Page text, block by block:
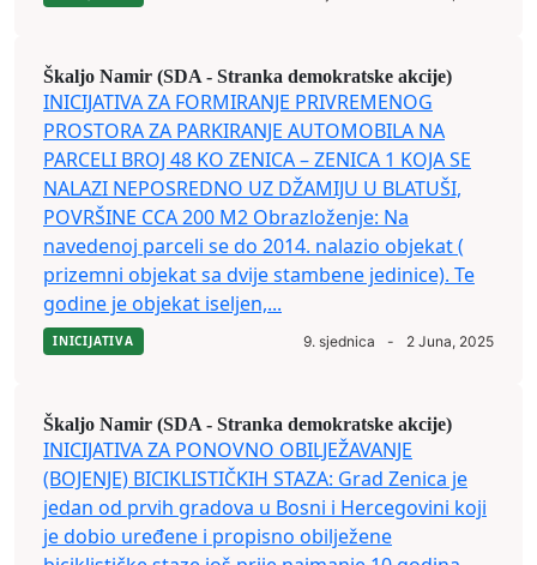
Škaljo Namir (SDA - Stranka demokratske akcije)
INICIJATIVA ZA FORMIRANJE PRIVREMENOG
PROSTORA ZA PARKIRANJE AUTOMOBILA NA
PARCELI BROJ 48 KO ZENICA – ZENICA 1 KOJA SE
NALAZI NEPOSREDNO UZ DŽAMIJU U BLATUŠI,
POVRŠINE CCA 200 M2 Obrazloženje: Na
navedenoj parceli se do 2014. nalazio objekat (
prizemni objekat sa dvije stambene jedinice). Te
godine je objekat iseljen,...
INICIJATIVA 9. sjednica - 2 Juna, 2025
Škaljo Namir (SDA - Stranka demokratske akcije)
INICIJATIVA ZA PONOVNO OBILJEŽAVANJE
(BOJENJE) BICIKLISTIČKIH STAZA: Grad Zenica je
jedan od prvih gradova u Bosni i Hercegovini koji
je dobio uređene i propisno obilježene